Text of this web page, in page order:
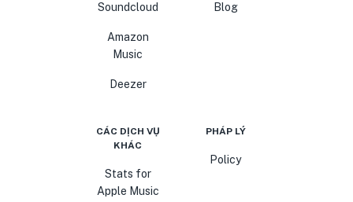
Soundcloud
Amazon
Music
Deezer
Blog
CÁC DỊCH VỤ
KHÁC
Stats for
Apple Music
PHÁP LÝ
Policy